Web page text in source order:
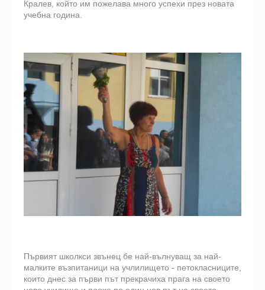
Кралев, който им пожелава много успехи през новата
учебна година.
Първият школкси звънец бе най-вълнуващ за най-
малките възпитаници на учлилището - петокласниците,
които днес за първи път прекрачиха прага на своето